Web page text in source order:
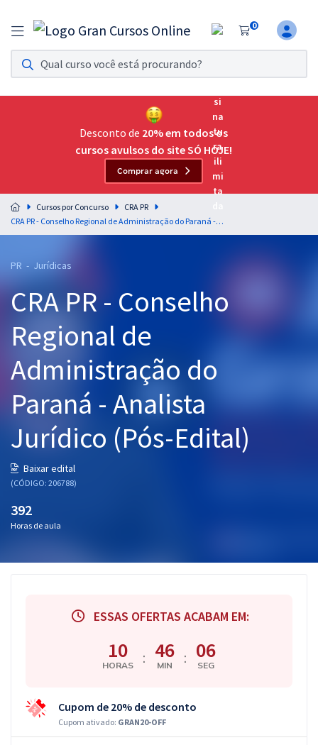
0
Assinatura Ilimitada 11
Acesso a todos os cursos. Teste grátis por 7 dias!
Assinatura OAB Até Passar
Acesso ilimitado a toda preparação para o Exame da
Residências Multiprofissionais
Preparação completa e intensiva para as principais
residências em saúde do Brasil
Cursos 20% OFF
Pós
Graduação
OAB
Mentorias
Questões grátis
Blog
Desconto de 20% em todos os
cursos avulsos do site SÓ HOJE!
Comprar agora
Cursos por Concurso
CRA PR
CRA PR - Conselho Regional de Administração do Paraná - Analista Jurídico (Pós-Edital)
PR - Jurídicas
CRA PR - Conselho
Regional de
Administração do
Paraná - Analista
Jurídico (Pós-Edital)
Baixar edital
(CÓDIGO: 206788)
392
Horas de aula
ESSAS OFERTAS ACABAM EM:
10
HORAS : 46
MIN : 06
SEG
Cupom de 20% de desconto
Cupom ativado: GRAN20-OFF